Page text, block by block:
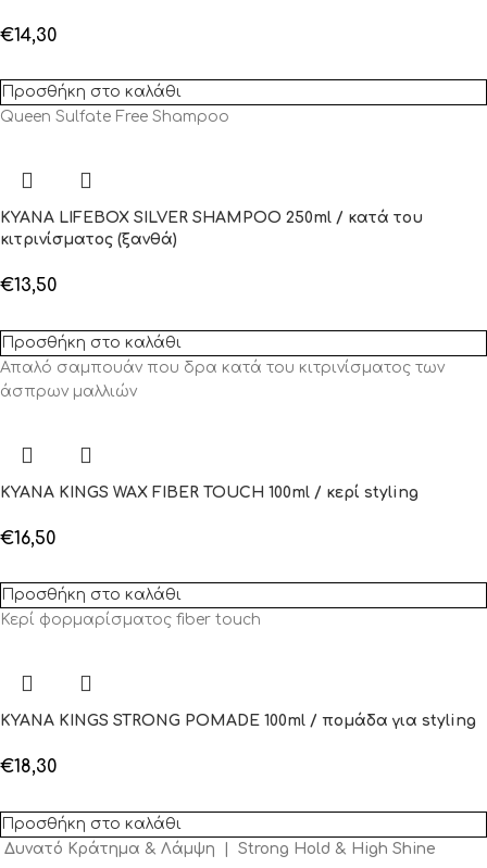
€14,30
Προσθήκη στο καλάθι
Queen Sulfate Free Shampoo
KYANA LIFEBOX SILVER SHAMPOO 250ml / κατά του
κιτρινίσματος (ξανθά)
€13,50
Προσθήκη στο καλάθι
Απαλό σαμπουάν που δρα κατά του κιτρινίσματος των
άσπρων μαλλιών
KYANA KINGS WAX FIBER TOUCH 100ml / κερί styling
€16,50
Προσθήκη στο καλάθι
Κερί φορμαρίσματος fiber touch
KYANA KINGS STRONG POMADE 100ml / πομάδα για styling
€18,30
Προσθήκη στο καλάθι
Δυνατό Κράτημα & Λάμψη | Strong Hold & High Shine